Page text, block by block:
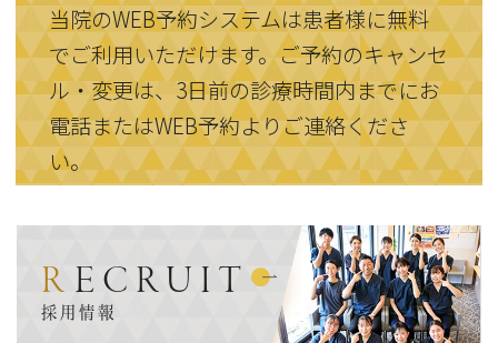
当院のWEB予約システムは患者様に無料
でご利用いただけます。ご予約のキャンセ
ル・変更は、3日前の診療時間内までにお
電話またはWEB予約よりご連絡くださ
い。
RECRUIT
採用情報